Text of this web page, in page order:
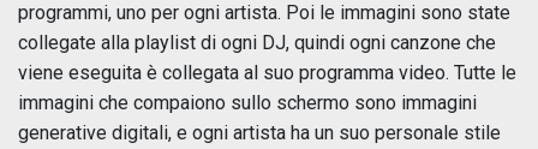
programmi, uno per ogni artista. Poi le immagini sono state
collegate alla playlist di ogni DJ, quindi ogni canzone che
viene eseguita è collegata al suo programma video. Tutte le
immagini che compaiono sullo schermo sono immagini
generative digitali, e ogni artista ha un suo personale stile